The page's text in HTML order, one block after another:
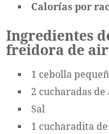
Calorías por
Ingredientes
freidora de
1 cebolla
2 cucharadas
Sal
1 cucharadita